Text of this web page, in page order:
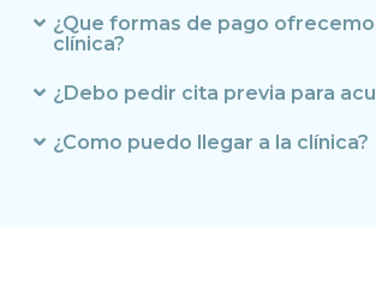
¿Que formas de pago
clínica?
¿Debo pedir cita previa para
¿Como puedo llegar a la clínica?